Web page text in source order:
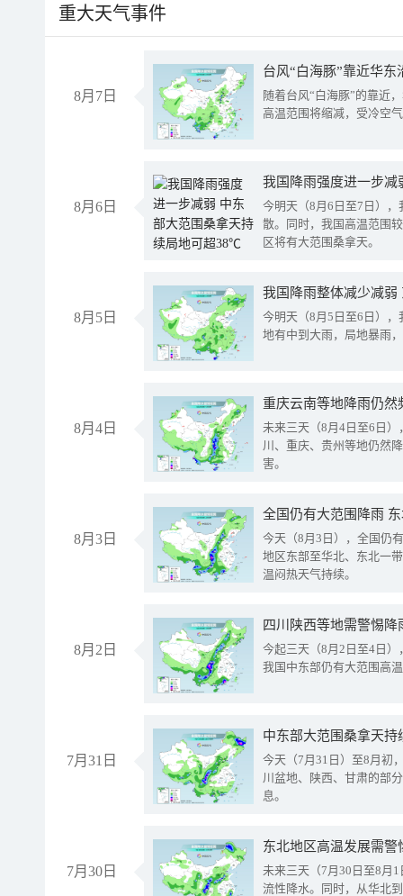
重大天气事件
8月7日
台风“白海豚”靠近华
随着台风“白海豚”的靠近
高温范围将缩减，受冷空
8月6日
今明天（8月6日至7日）
散。同时，我国高温范围
区将有大范围桑拿天。
8月5日
我国降雨整体减少减弱
今明天（8月5日至6日）
地有中到大雨，局地暴雨
8月4日
重庆云南等地降雨仍然
未来三天（8月4日至6日
川、重庆、贵州等地仍然
害。
8月3日
全国仍有大范围降雨
今天（8月3日），全国仍
地区东部至华北、东北一
温闷热天气持续。
8月2日
今起三天（8月2日至4日
我国中东部仍有大范围高
7月31日
中东部大范围桑拿天
今天（7月31日）至8月初
川盆地、陕西、甘肃的部
息。
7月30日
东北地区高温发展需
未来三天（7月30日至8月
流性降水。同时，从华北